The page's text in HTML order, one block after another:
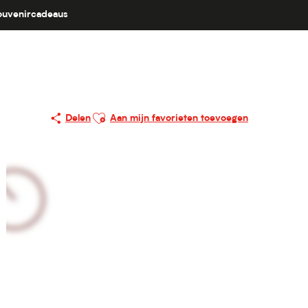
Delen
Ajouter aux favoris
Aan mijn favorieten toevoegen